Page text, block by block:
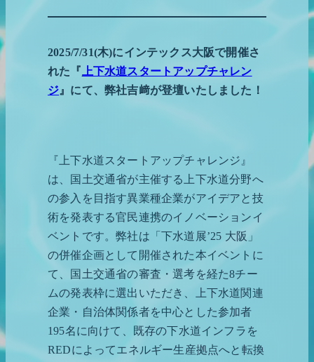
2025/7/31(木)にインテックス大阪で開催さ
れた『上下水道スタートアップチャレン
ジ』にて、弊社吉﨑が登壇いたしました！
『上下水道スタートアップチャレンジ』
は、国土交通省が主催する上下水道分野へ
の参入を目指す異業種企業がアイデアと技
術を発表する官民連携のイノベーションイ
ベントです。弊社は「下水道展’25 大阪」
の併催企画として開催された本イベントに
て、国土交通省の審査・選考を経た8チー
ムの発表枠に選出いただき、上下水道関連
企業・自治体関係者を中心とした参加者
195名に向けて、既存の下水道インフラを
REDによってエネルギー生産拠点へと転換